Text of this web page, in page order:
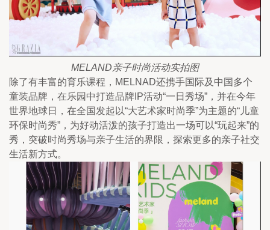
MELAND亲子时尚活动实拍图
除了有丰富的育乐课程，MELNAD还携手国际及中国多个
童装品牌，在乐园中打造品牌IP活动“一日秀场”，并在今年
世界地球日，在全国发起以“大艺术家时尚季”为主题的“儿童
环保时尚秀”，为好动活泼的孩子打造出一场可以“玩起来”的
秀，突破时尚秀场与亲子生活的界限，探索更多的亲子社交
生活新方式。